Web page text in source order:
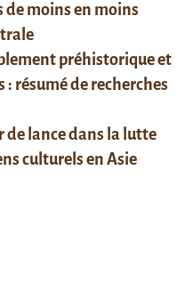
de moins en moins
préhistorique et
: résumé de recherches
de lance dans la lutte
culturels en Asie